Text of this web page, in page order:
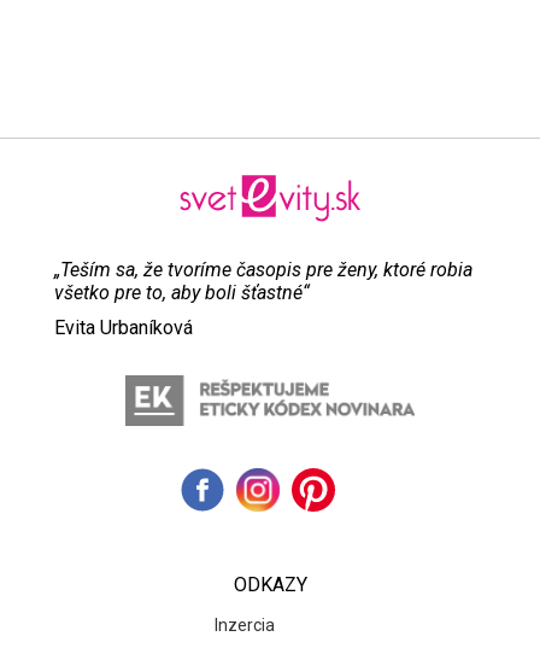
„Teším sa, že tvoríme časopis pre ženy, ktoré robia
všetko pre to, aby boli šťastné“
Evita Urbaníková
ODKAZY
Inzercia